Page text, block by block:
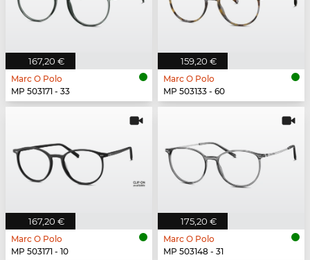
167,20 €
Marc O Polo
MP 503171 - 33
159,20 €
Marc O Polo
MP 503133 - 60
167,20 €
Marc O Polo
MP 503171 - 10
175,20 €
Marc O Polo
MP 503148 - 31